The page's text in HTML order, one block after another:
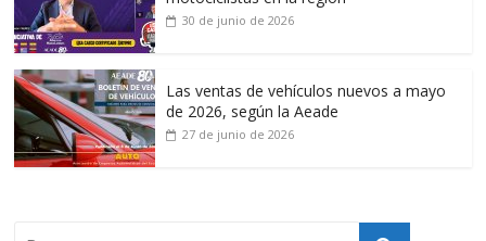
30 de junio de 2026
Las ventas de vehículos nuevos a mayo
de 2026, según la Aeade
27 de junio de 2026